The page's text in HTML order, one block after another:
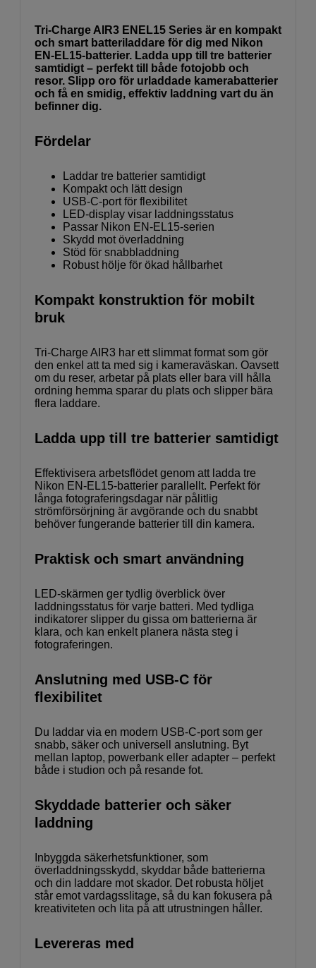
Tri-Charge AIR3 ENEL15 Series är en kompakt
och smart batteriladdare för dig med Nikon
EN-EL15-batterier. Ladda upp till tre batterier
samtidigt – perfekt till både fotojobb och
resor. Slipp oro för urladdade kamerabatterier
och få en smidig, effektiv laddning vart du än
befinner dig.
Fördelar
Laddar tre batterier samtidigt
Kompakt och lätt design
USB-C-port för flexibilitet
LED-display visar laddningsstatus
Passar Nikon EN-EL15-serien
Skydd mot överladdning
Stöd för snabbladdning
Robust hölje för ökad hållbarhet
Kompakt konstruktion för mobilt
bruk
Tri-Charge AIR3 har ett slimmat format som gör
den enkel att ta med sig i kameraväskan. Oavsett
om du reser, arbetar på plats eller bara vill hålla
ordning hemma sparar du plats och slipper bära
flera laddare.
Ladda upp till tre batterier samtidigt
Effektivisera arbetsflödet genom att ladda tre
Nikon EN-EL15-batterier parallellt. Perfekt för
långa fotograferingsdagar när pålitlig
strömförsörjning är avgörande och du snabbt
behöver fungerande batterier till din kamera.
Praktisk och smart användning
LED-skärmen ger tydlig överblick över
laddningsstatus för varje batteri. Med tydliga
indikatorer slipper du gissa om batterierna är
klara, och kan enkelt planera nästa steg i
fotograferingen.
Anslutning med USB-C för
flexibilitet
Du laddar via en modern USB-C-port som ger
snabb, säker och universell anslutning. Byt
mellan laptop, powerbank eller adapter – perfekt
både i studion och på resande fot.
Skyddade batterier och säker
laddning
Inbyggda säkerhetsfunktioner, som
överladdningsskydd, skyddar både batterierna
och din laddare mot skador. Det robusta höljet
står emot vardagsslitage, så du kan fokusera på
kreativiteten och lita på att utrustningen håller.
Levereras med